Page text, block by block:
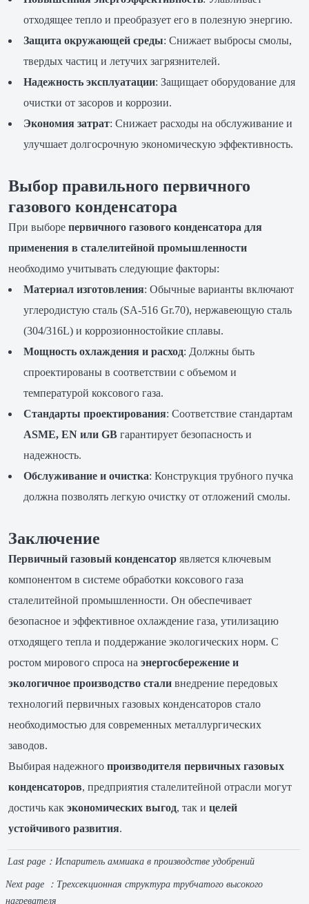
отходящее тепло и преобразует его в полезную энергию.
Защита окружающей среды: Снижает выбросы смолы,
твердых частиц и летучих загрязнителей.
Надежность эксплуатации: Защищает оборудование для
очистки от засоров и коррозии.
Экономия затрат: Снижает расходы на обслуживание и
улучшает долгосрочную экономическую эффективность.
Выбор правильного первичного
газового конденсатора
При выборе первичного газового конденсатора для
применения в сталелитейной промышленности
необходимо учитывать следующие факторы:
Материал изготовления: Обычные варианты включают
углеродистую сталь (SA-516 Gr.70), нержавеющую сталь
(304/316L) и коррозионностойкие сплавы.
Мощность охлаждения и расход: Должны быть
спроектированы в соответствии с объемом и
температурой коксового газа.
Стандарты проектирования: Соответствие стандартам
ASME, EN или GBгарантирует безопасность и
надежность.
Обслуживание и очистка: Конструкция трубного пучка
должна позволять легкую очистку от отложений смолы.
Заключение
Первичный газовый конденсаторявляется ключевым
компонентом в системе обработки коксового газа
сталелитейной промышленности. Он обеспечивает
безопасное и эффективное охлаждение газа, утилизацию
отходящего тепла и поддержание экологических норм. С
ростом мирового спроса на энергосбережение и
экологичное производство сталивнедрение передовых
технологий первичных газовых конденсаторов стало
необходимостью для современных металлургических
заводов.
Выбирая надежного производителя первичных газовых
конденсаторов, предприятия сталелитейной отрасли могут
достичь как экономических выгод, так и целей
устойчивого развития.
Last page： Испаритель аммиака в производстве удобрений
Next page ： Трехсекционная структура трубчатого высокого
нагревателя